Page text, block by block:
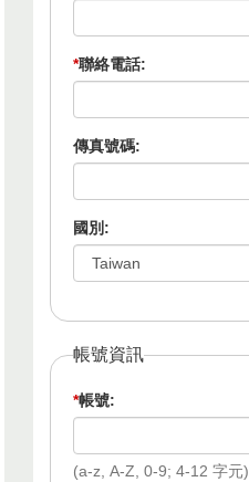
*聯絡電話:
傳真號碼:
國別:
帳號資訊
*帳號:
(a-z, A-Z, 0-9; 4-12 字元)